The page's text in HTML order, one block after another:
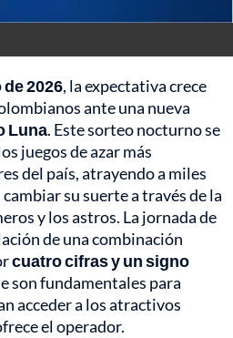
2026, la expectativa crece
ante una nueva
Luna. Este sorteo nocturno se
juegos de azar más
del país, atrayendo a miles
su suerte a través de la
y los astros. La jornada de
de una combinación
cuatro cifras y un signo
son fundamentales para
acceder a los atractivos
el operador.